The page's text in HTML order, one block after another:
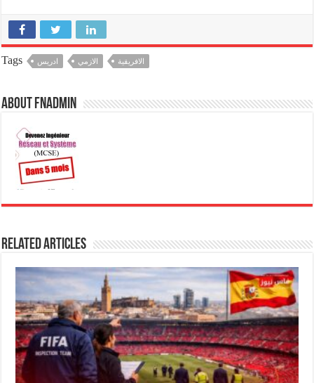
Tags ادريس الازمي الافريقية
About fnadmin
Related Articles